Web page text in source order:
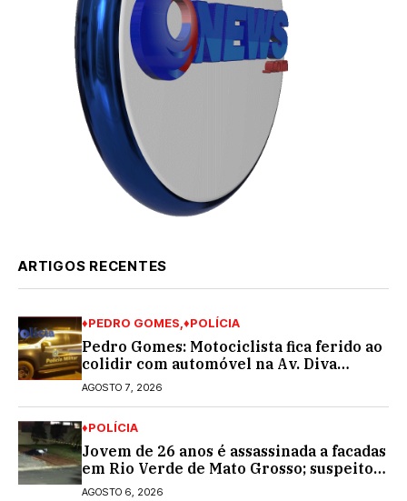
ARTIGOS RECENTES
♦PEDRO GOMES ♦POLÍCIA
Pedro Gomes: Motociclista fica ferido ao
colidir com automóvel na Av. Diva
Araújo; ele não tinha CNH
AGOSTO 7, 2026
♦POLÍCIA
Jovem de 26 anos é assassinada a facadas
em Rio Verde de Mato Grosso; suspeito é
procurado
AGOSTO 6, 2026